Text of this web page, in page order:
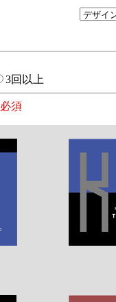
3回以上
必須